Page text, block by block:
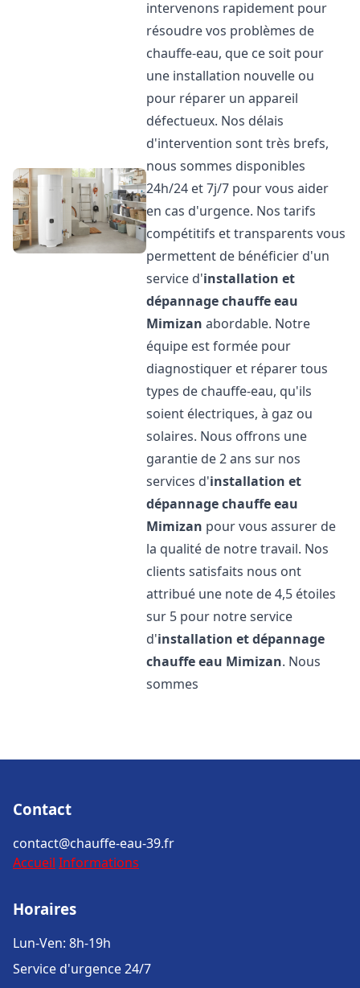
intervenons rapidement pour
résoudre vos problèmes de
chauffe-eau, que ce soit pour
une installation nouvelle ou
pour réparer un appareil
défectueux. Nos délais
d'intervention sont très brefs,
nous sommes disponibles
24h/24 et 7j/7 pour vous aider
en cas d'urgence. Nos tarifs
compétitifs et transparents vous
permettent de bénéficier d'un
service d'installation et
dépannage chauffe eau
Mimizan abordable. Notre
équipe est formée pour
diagnostiquer et réparer tous
types de chauffe-eau, qu'ils
soient électriques, à gaz ou
solaires. Nous offrons une
garantie de 2 ans sur nos
services d'installation et
dépannage chauffe eau
Mimizan pour vous assurer de
la qualité de notre travail. Nos
clients satisfaits nous ont
attribué une note de 4,5 étoiles
sur 5 pour notre service
d'installation et dépannage
chauffe eau Mimizan. Nous
sommes
Contact
contact@chauffe-eau-39.fr
Accueil Informations
Horaires
Lun-Ven: 8h-19h
Service d'urgence 24/7